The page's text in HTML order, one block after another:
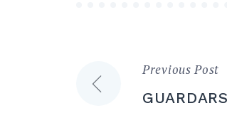
Navigazione
Previous Post